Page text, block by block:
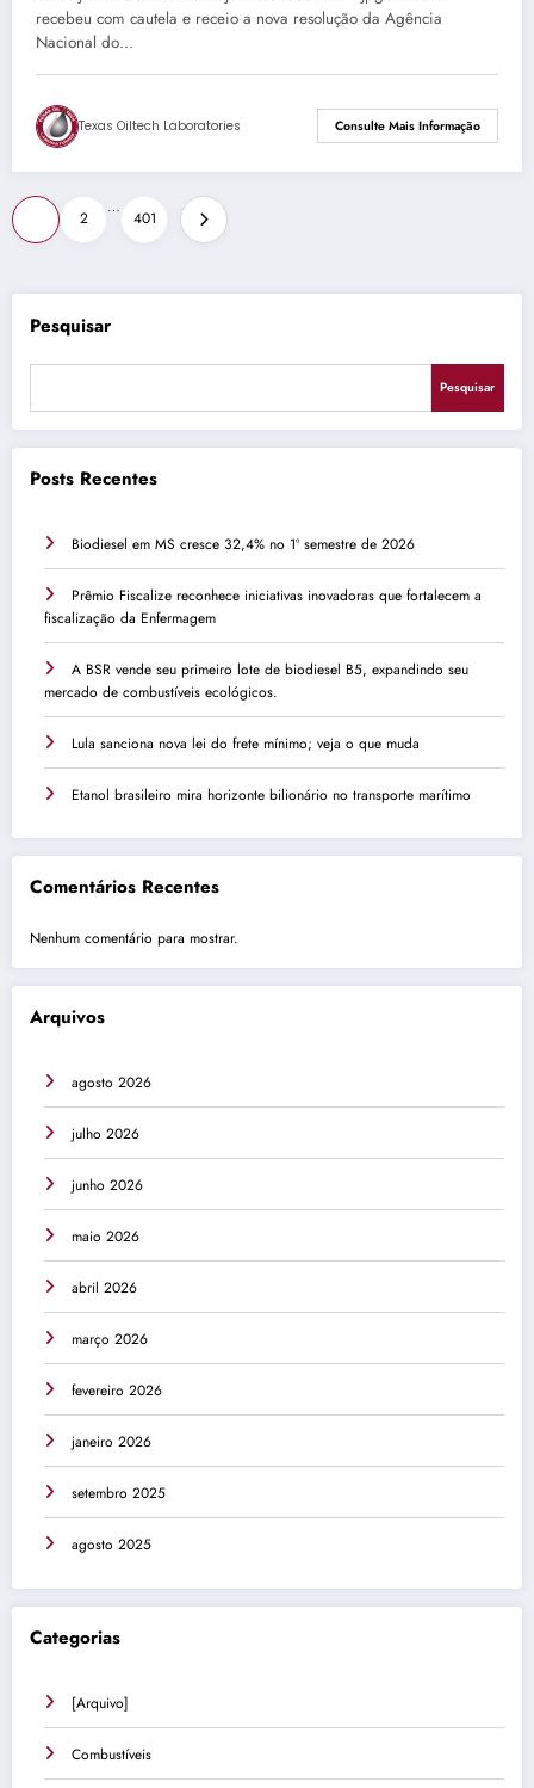
recebeu com cautela e receio a nova resolução da Agência
Nacional do…
Texas Oiltech Laboratories Consulte Mais Informação
Paginação
de
posts
2
…
401
Pesquisar
Pesquisar
Posts Recentes
Biodiesel em MS cresce 32,4% no 1º semestre de 2026
Prêmio Fiscalize reconhece iniciativas inovadoras que fortalecem a
fiscalização da Enfermagem
A BSR vende seu primeiro lote de biodiesel B5, expandindo seu
mercado de combustíveis ecológicos.
Lula sanciona nova lei do frete mínimo; veja o que muda
Etanol brasileiro mira horizonte bilionário no transporte marítimo
Comentários Recentes
Nenhum comentário para mostrar.
Arquivos
agosto 2026
julho 2026
junho 2026
maio 2026
abril 2026
março 2026
fevereiro 2026
janeiro 2026
setembro 2025
agosto 2025
Categorias
[Arquivo]
Combustíveis